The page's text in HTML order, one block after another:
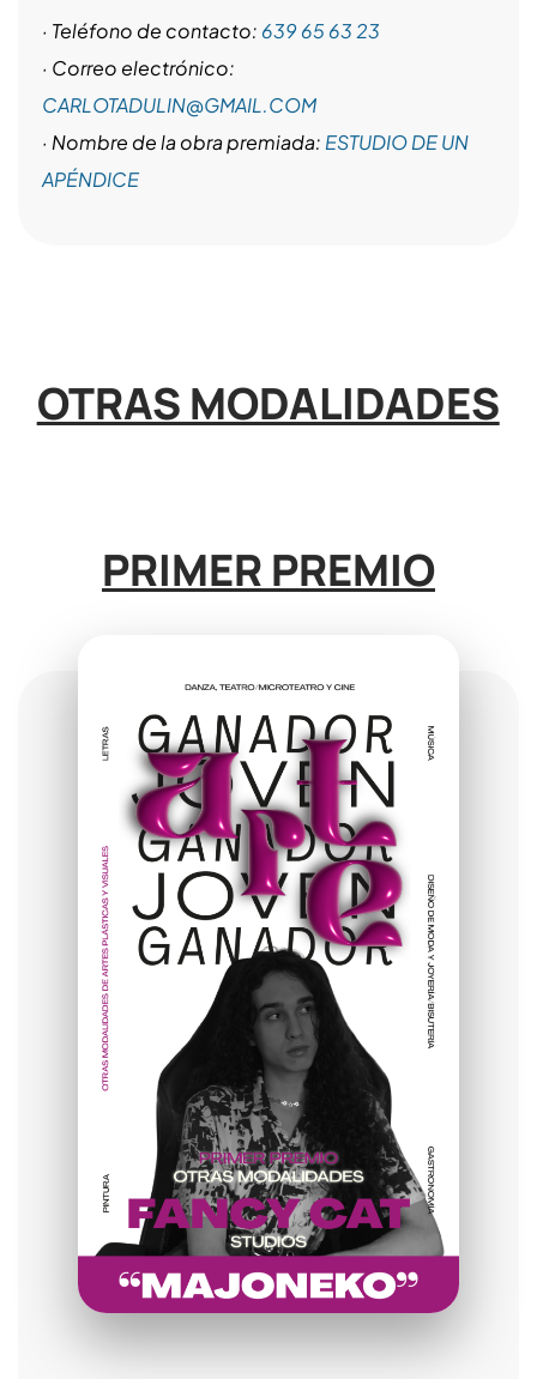
· Teléfono de contacto: 639 65 63 23
· Correo electrónico:
CARLOTADULIN@GMAIL.COM
· Nombre de la obra premiada:ESTUDIO DE UN
APÉNDICE
OTRAS MODALIDADES
PRIMER PREMIO